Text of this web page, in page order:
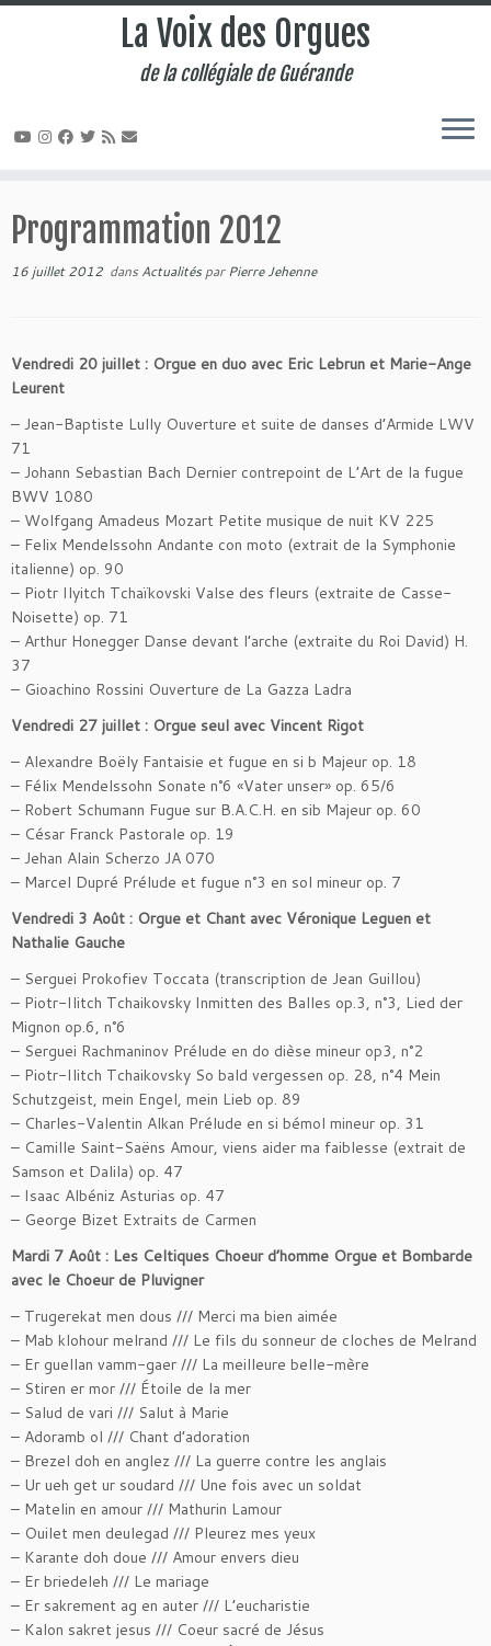
au
contenu
La Voix des Orgues
de la collégiale de Guérande
Programmation 2012
16 juillet 2012 dans ActualitésparPierre Jehenne
Vendredi 20 juillet : Orgue en duo avec Eric Lebrun et Marie-Ange
Leurent
– Jean-Baptiste Lully Ouverture et suite de danses d’Armide LWV
71
– Johann Sebastian Bach Dernier contrepoint de L’Art de la fugue
BWV 1080
– Wolfgang Amadeus Mozart Petite musique de nuit KV 225
– Felix Mendelssohn Andante con moto (extrait de la Symphonie
italienne) op. 90
– Piotr Ilyitch Tchaïkovski Valse des fleurs (extraite de Casse-
Noisette) op. 71
– Arthur Honegger Danse devant l’arche (extraite du Roi David) H.
37
– Gioachino Rossini Ouverture de La Gazza Ladra
Vendredi 27 juillet : Orgue seul avec Vincent Rigot
– Alexandre Boëly Fantaisie et fugue en si b Majeur op. 18
– Félix Mendelssohn Sonate n°6 «Vater unser» op. 65/6
– Robert Schumann Fugue sur B.A.C.H. en sib Majeur op. 60
– César Franck Pastorale op. 19
– Jehan Alain Scherzo JA 070
– Marcel Dupré Prélude et fugue n°3 en sol mineur op. 7
Vendredi 3 Août : Orgue et Chant avec Véronique Leguen et
Nathalie Gauche
– Serguei Prokofiev Toccata (transcription de Jean Guillou)
– Piotr-Ilitch Tchaikovsky Inmitten des Balles op.3, n°3, Lied der
Mignon op.6, n°6
– Serguei Rachmaninov Prélude en do dièse mineur op3, n°2
– Piotr-Ilitch Tchaikovsky So bald vergessen op. 28, n°4 Mein
Schutzgeist, mein Engel, mein Lieb op. 89
– Charles-Valentin Alkan Prélude en si bémol mineur op. 31
– Camille Saint-Saëns Amour, viens aider ma faiblesse (extrait de
Samson et Dalila) op. 47
– Isaac Albéniz Asturias op. 47
– George Bizet Extraits de Carmen
Mardi 7 Août : Les Celtiques Choeur d’homme Orgue et Bombarde
avec le Choeur de Pluvigner
– Trugerekat men dous /// Merci ma bien aimée
– Mab klohour melrand /// Le fils du sonneur de cloches de Melrand
– Er guellan vamm-gaer /// La meilleure belle-mère
– Stiren er mor /// Étoile de la mer
– Salud de vari /// Salut à Marie
– Adoramb ol /// Chant d’adoration
– Brezel doh en anglez /// La guerre contre les anglais
– Ur ueh get ur soudard /// Une fois avec un soldat
– Matelin en amour /// Mathurin Lamour
– Ouilet men deulegad /// Pleurez mes yeux
– Karante doh doue /// Amour envers dieu
– Er briedeleh /// Le mariage
– Er sakrement ag en auter /// L’eucharistie
– Kalon sakret jesus /// Coeur sacré de Jésus